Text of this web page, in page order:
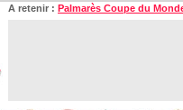
A retenir : Palmarès Coupe du